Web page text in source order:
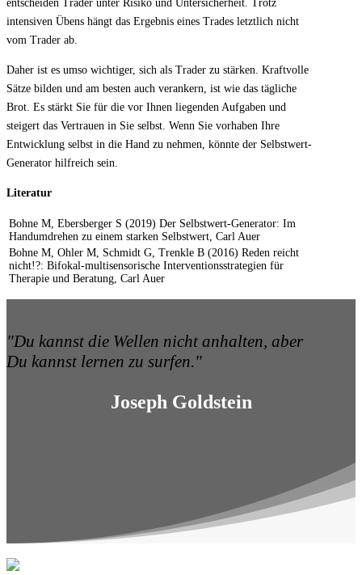
entscheiden Trader unter Risiko und Untersicherheit. Trotz
intensiven Übens hängt das Ergebnis eines Trades letztlich nicht
vom Trader ab.
Daher ist es umso wichtiger, sich als Trader zu stärken. Kraftvolle
Sätze bilden und am besten auch verankern, ist wie das tägliche
Brot. Es stärkt Sie für die vor Ihnen liegenden Aufgaben und
steigert das Vertrauen in Sie selbst. Wenn Sie vorhaben Ihre
Entwicklung selbst in die Hand zu nehmen, könnte der Selbstwert-
Generator hilfreich sein.
Literatur
Bohne M, Ebersberger S (2019) Der Selbstwert-Generator: Im
Handumdrehen zu einem starken Selbstwert, Carl Auer
Bohne M, Ohler M, Schmidt G, Trenkle B (2016) Reden reicht
nicht!?: Bifokal-multisensorische Interventionsstrategien für
Therapie und Beratung, Carl Auer
"Du kannst die Wellen nicht anhalten, aber
Du kannst lernen zu surfen."
Joseph Goldstein